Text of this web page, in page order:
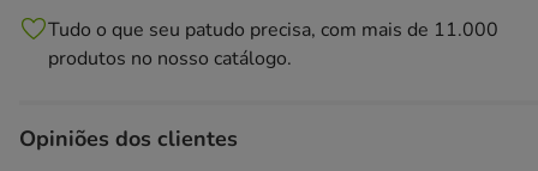
Tudo o que seu patudo precisa, com mais de 11.000
produtos no nosso catálogo.
Opiniões dos clientes